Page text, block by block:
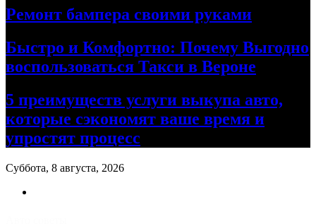
Ремонт бампера своими руками
Быстро и Комфортно: Почему Выгодно
воспользоваться Такси в Вероне
5 преимуществ услуги выкупа авто,
которые сэкономят ваше время и
упростят процесс
Суббота, 8 августа, 2026